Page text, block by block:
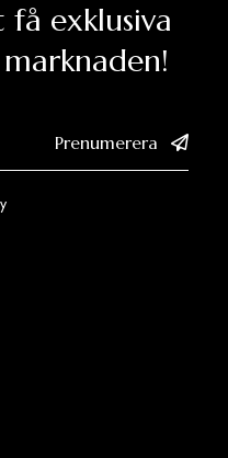
exklusiva
Prenumerera